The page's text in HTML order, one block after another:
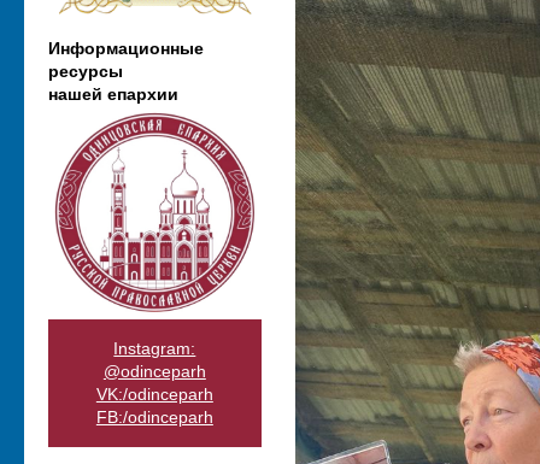
Информационные
ресурсы
нашей епархии
Instagram:
@odinceparh
VK:/odinceparh
FB:/odinceparh